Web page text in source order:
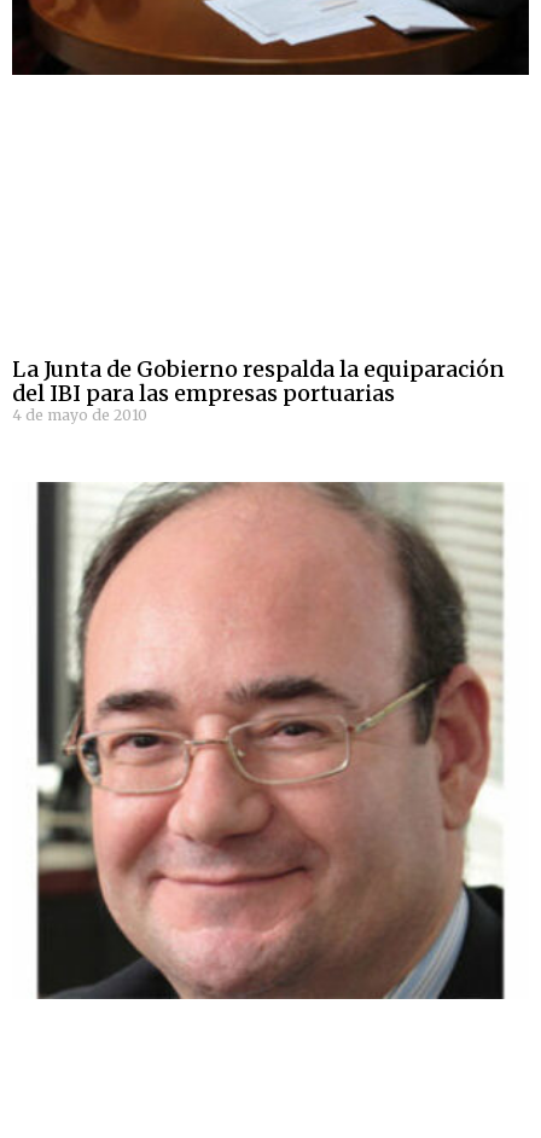
La Junta de Gobierno respalda la equiparación
del IBI para las empresas portuarias
4 de mayo de 2010